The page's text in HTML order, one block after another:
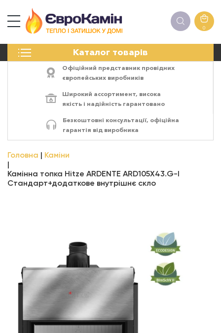
0
Каталог товарів
ПЕЧІ
ЕЛЕКТРОКАМІНИ
АКСЕСУАРИ
Офіційний представник провідних
європейських виробників
Широкий ассортимент, висока
якість і надійність гарантовано
Безкоштовні консультації, офіційна
гарантія від виробника
Головна Каміни
Камінна топка Hitze ARDENTE ARD105Х43.G-I
Стандарт+додаткове внутрішнє скло